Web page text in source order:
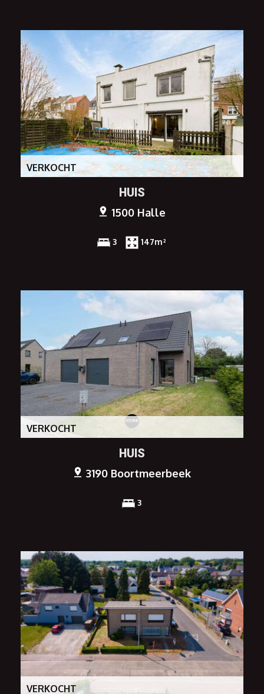
VERKOCHT
HUIS
1500 Halle
3 147m²
VERKOCHT
HUIS
3190 Boortmeerbeek
3
VERKOCHT